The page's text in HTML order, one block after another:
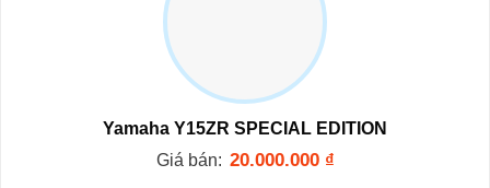
Yamaha Y15ZR SPECIAL EDITION
Giá bán: 20.000.000 ₫